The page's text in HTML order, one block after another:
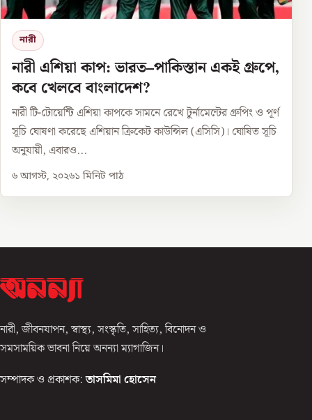
নারী
নারী এশিয়া কাপ: ভারত–পাকিস্তান একই গ্রুপে,
কবে খেলবে বাংলাদেশ?
নারী টি-টোয়েন্টি এশিয়া কাপকে সামনে রেখে টুর্নামেন্টের গ্রুপিং ও পূর্ণ
সূচি ঘোষণা করেছে এশিয়ান ক্রিকেট কাউন্সিল (এসিসি)। ঘোষিত সূচি
অনুযায়ী, এবারও...
৬ আগস্ট, ২০২৬১ মিনিট পাঠ
নারী, জীবনযাপন, স্বাস্থ্য, সংস্কৃতি, সাহিত্য, বিনোদন ও
সমসাময়িক ভাবনা নিয়ে অনন্যা ম্যাগাজিন।
সম্পাদক ও প্রকাশক: তাসমিমা হোসেন